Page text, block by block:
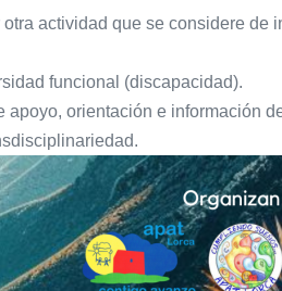
actividad que se considere de
funcional (discapacidad).
orientación e información